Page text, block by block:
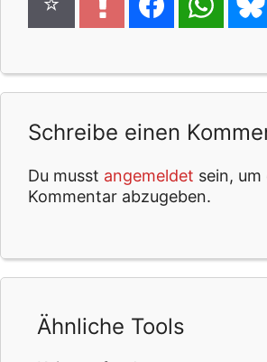
Schreibe einen
Du musst angemeldet sein, um
Kommentar abzugeben.
Ähnliche Tools